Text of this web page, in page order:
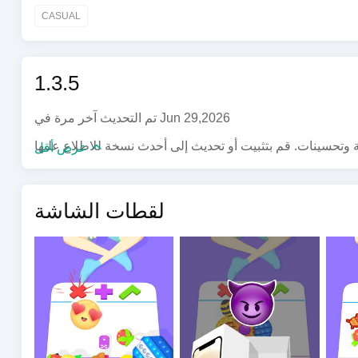
المضايقة الخاصة بك. هل يمكنك جمع جميع ألعاب المضايقة؟
CASUAL
1.3.5
تم التحديث آخر مرة في Jun 29,2026
عرض أقل
لقطات الشاشة